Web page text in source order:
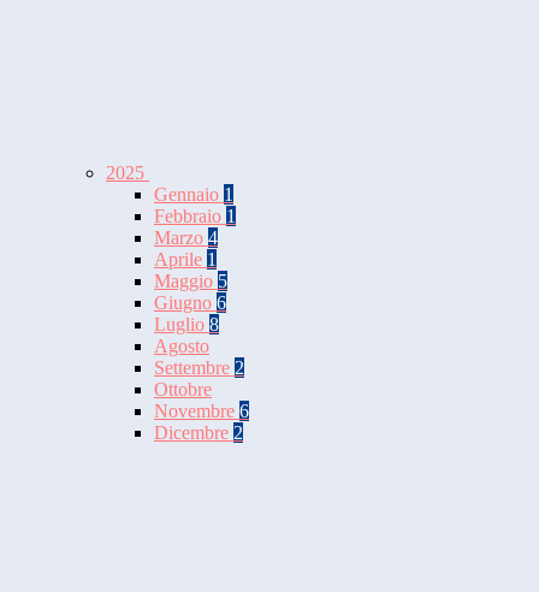
2025
Gennaio 1
Febbraio 1
Marzo 4
Aprile 1
Maggio 5
Giugno 6
Luglio 8
Agosto
Settembre 2
Ottobre
Novembre 6
Dicembre 2